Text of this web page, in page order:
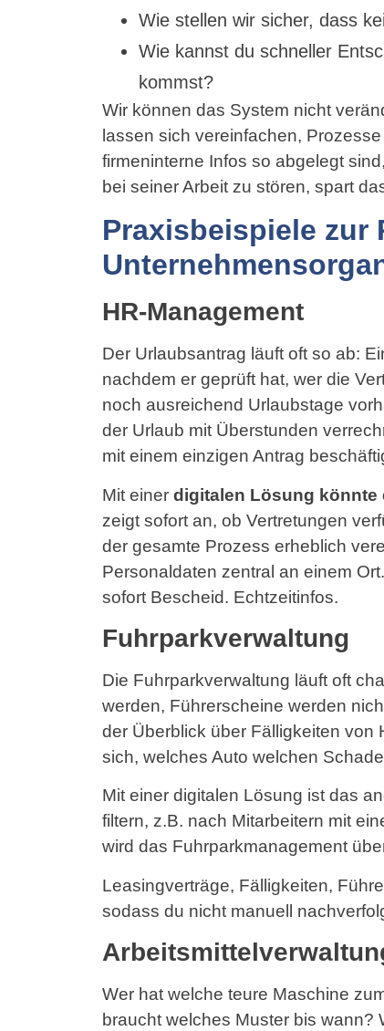
Wie stellen wir sicher, dass
Wie kannst du schneller
kommst?
Wir können das System nicht
lassen sich vereinfachen,
firmeninterne Infos so abgelegt
bei seiner Arbeit zu stören, spart
Praxisbeispiele zur
HR-Management
Der Urlaubsantrag läuft oft so ab:
nachdem er geprüft hat, wer die
noch ausreichend Urlaubstage
der Urlaub mit Überstunden
mit einem einzigen Antrag
Mit einer digitalen Lösung könnte
zeigt sofort an, ob Vertretungen
der gesamte Prozess erheblich
Personaldaten zentral an einem
sofort Bescheid. Echtzeitinfos.
Fuhrparkverwaltung
Die Fuhrparkverwaltung läuft oft
werden, Führerscheine werden
der Überblick über Fälligkeiten von
sich, welches Auto welchen
Mit einer digitalen Lösung ist das
filtern, z.B. nach Mitarbeitern mit
wird das Fuhrparkmanagement
Leasingverträge, Fälligkeiten,
sodass du nicht manuell
Wer hat welche teure Maschine
braucht welches Muster bis